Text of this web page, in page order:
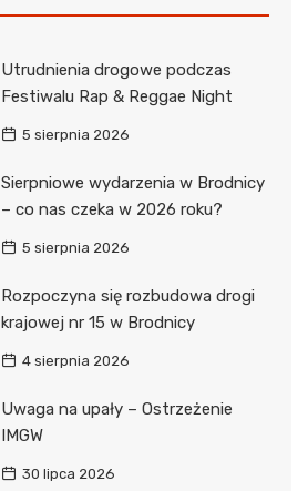
Utrudnienia drogowe podczas
Festiwalu Rap & Reggae Night
5 sierpnia 2026
Sierpniowe wydarzenia w Brodnicy
– co nas czeka w 2026 roku?
5 sierpnia 2026
Rozpoczyna się rozbudowa drogi
krajowej nr 15 w Brodnicy
4 sierpnia 2026
Uwaga na upały – Ostrzeżenie
IMGW
30 lipca 2026